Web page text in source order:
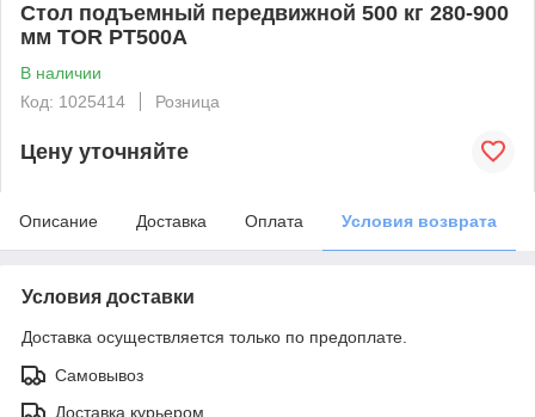
Стол подъемный передвижной 500 кг 280-900
мм TOR PT500A
В наличии
Код: 1025414
Розница
Цену уточняйте
Описание Доставка Оплата Условия возврата
Условия доставки
Доставка осуществляется только по предоплате.
Самовывоз
Доставка курьером